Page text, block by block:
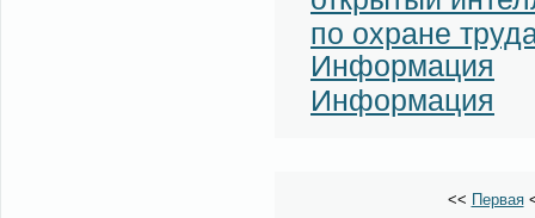
по охране
Информация
Информация
<< Первая